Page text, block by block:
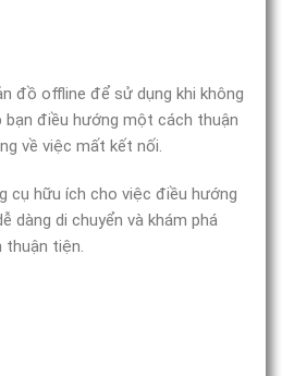
đồ offline để sử dụng khi không
điều hướng một cách thuận
về việc mất kết nối.
cụ hữu ích cho việc điều hướng
dàng di chuyển và khám phá
tiện.